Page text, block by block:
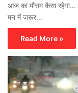
आज का मौसम कैसा
मन में जरूर…
Read More »